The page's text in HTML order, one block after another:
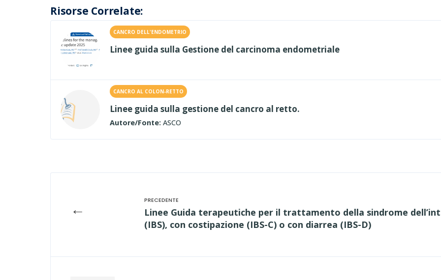
Risorse Correlate:
CANCRO DELL'ENDOMETRIO
Linee guida sulla Gestione del carcinoma endometriale
CANCRO AL COLON-RETTO
Linee guida sulla gestione del cancro al retto.
Autore/Fonte: ASCO
←
Linee Guida terapeutiche per il trattamento della sindrome
(IBS), con costipazione (IBS-C) o con diarrea (IBS-D)